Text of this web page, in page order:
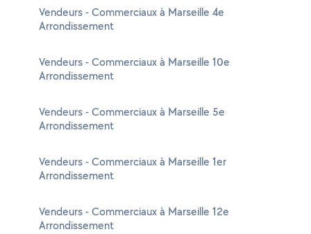
Vendeurs - Commerciaux à Marseille 4e
Arrondissement
Vendeurs - Commerciaux à Marseille 10e
Arrondissement
Vendeurs - Commerciaux à Marseille 5e
Arrondissement
Vendeurs - Commerciaux à Marseille 1er
Arrondissement
Vendeurs - Commerciaux à Marseille 12e
Arrondissement